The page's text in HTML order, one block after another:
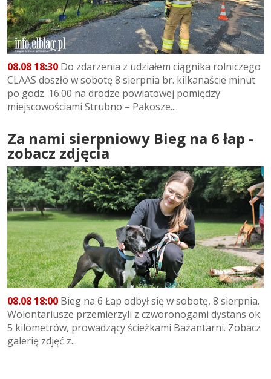
08.08 18:30 Do zdarzenia z udziałem ciągnika rolniczego
CLAAS doszło w sobotę 8 sierpnia br. kilkanaście minut
po godz. 16:00 na drodze powiatowej pomiędzy
miejscowościami Strubno – Pakosze....
Za nami sierpniowy Bieg na 6 łap -
zobacz zdjęcia
08.08 18:00 Bieg na 6 Łap odbył się w sobotę, 8 sierpnia.
Wolontariusze przemierzyli z czworonogami dystans ok.
5 kilometrów, prowadzący ścieżkami Bażantarni. Zobacz
galerię zdjęć z...